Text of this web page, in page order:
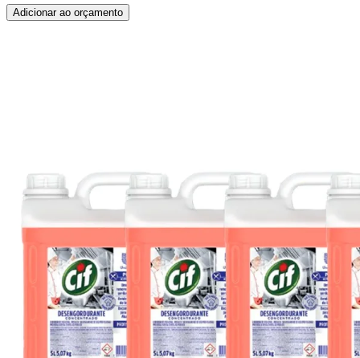
Adicionar ao orçamento